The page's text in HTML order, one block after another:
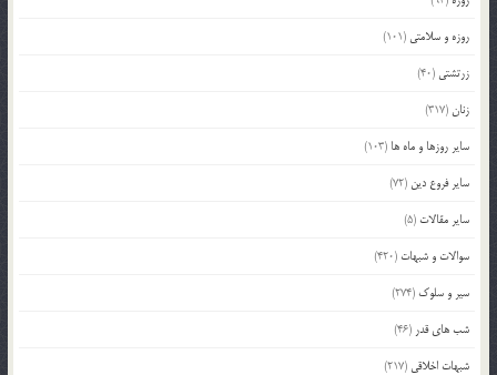
روزه و سلامتی (101)
زرتشتی (40)
زنان(317)
سایر روزها و ماه ها (103)
سایر فروع دین (72)
سایر مقالات (5)
سوالات و شبهات (420)
سیر و سلوک (274)
شب های قدر (46)
شبهات اخلاقی (217)